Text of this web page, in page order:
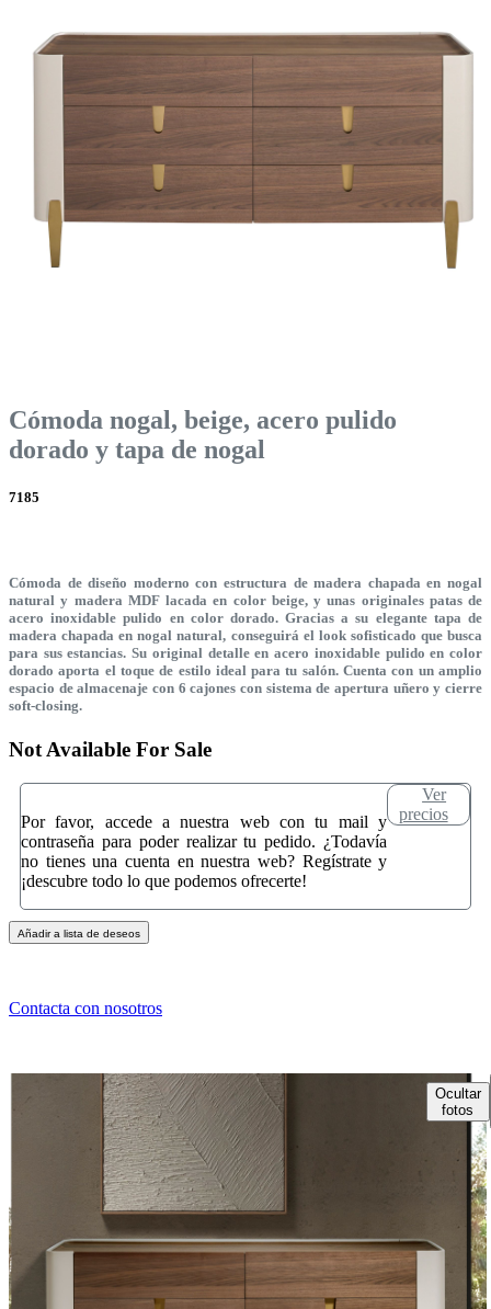
Cómoda nogal, beige, acero pulido
dorado y tapa de nogal
7185
Cómoda de diseño moderno con estructura de madera chapada en nogal
natural y madera MDF lacada en color beige, y unas originales patas de
acero inoxidable pulido en color dorado. Gracias a su elegante tapa de
madera chapada en nogal natural, conseguirá el look sofisticado que busca
para sus estancias. Su original detalle en acero inoxidable pulido en color
dorado aporta el toque de estilo ideal para tu salón. Cuenta con un amplio
espacio de almacenaje con 6 cajones con sistema de apertura uñero y cierre
soft-closing.
Not Available For Sale
Por favor, accede a nuestra web con tu mail y
contraseña para poder realizar tu pedido. ¿Todavía
no tienes una cuenta en nuestra web? Regístrate y
¡descubre todo lo que podemos ofrecerte!
Ver
precios
Añadir a lista de deseos
Contacta con nosotros
Ocultar
fotos